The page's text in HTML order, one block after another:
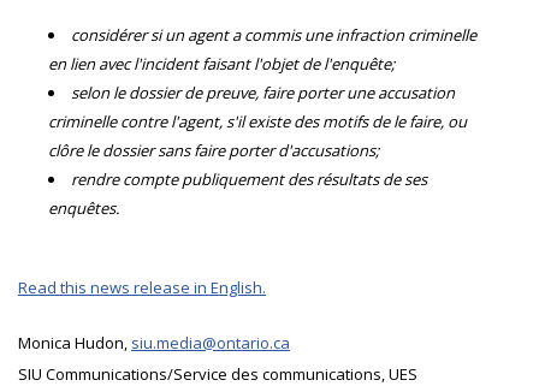
considérer si un agent a commis une infraction criminelle
en lien avec l'incident faisant l'objet de l'enquête;
selon le dossier de preuve, faire porter une accusation
criminelle contre l'agent, s'il existe des motifs de le faire, ou
clôre le dossier sans faire porter d'accusations;
rendre compte publiquement des résultats de ses
enquêtes.
Read this news release in English.
Monica Hudon, siu.media@ontario.ca
SIU Communications/Service des communications, UES